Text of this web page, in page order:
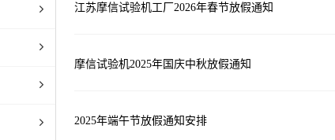
江苏摩信试验机工厂2026年春节放假通知
摩信试验机2025年国庆中秋放假通知
2025年端午节放假通知安排